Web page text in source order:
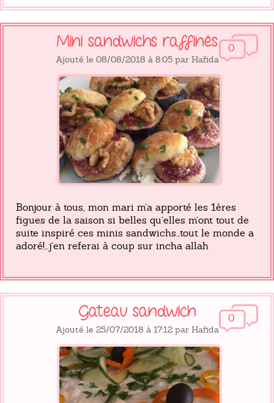
0
Mini sandwichs raffinés
Ajouté le 08/08/2018 à 8:05 par Hafida
Bonjour à tous, mon mari m’a apporté les 1ères
figues de la saison si belles qu’elles m’ont tout de
suite inspiré ces minis sandwichs...tout le monde a
adoré!...j’en referai à coup sur incha allah
0
Gateau sandwich
Ajouté le 25/07/2018 à 17:12 par Hafida